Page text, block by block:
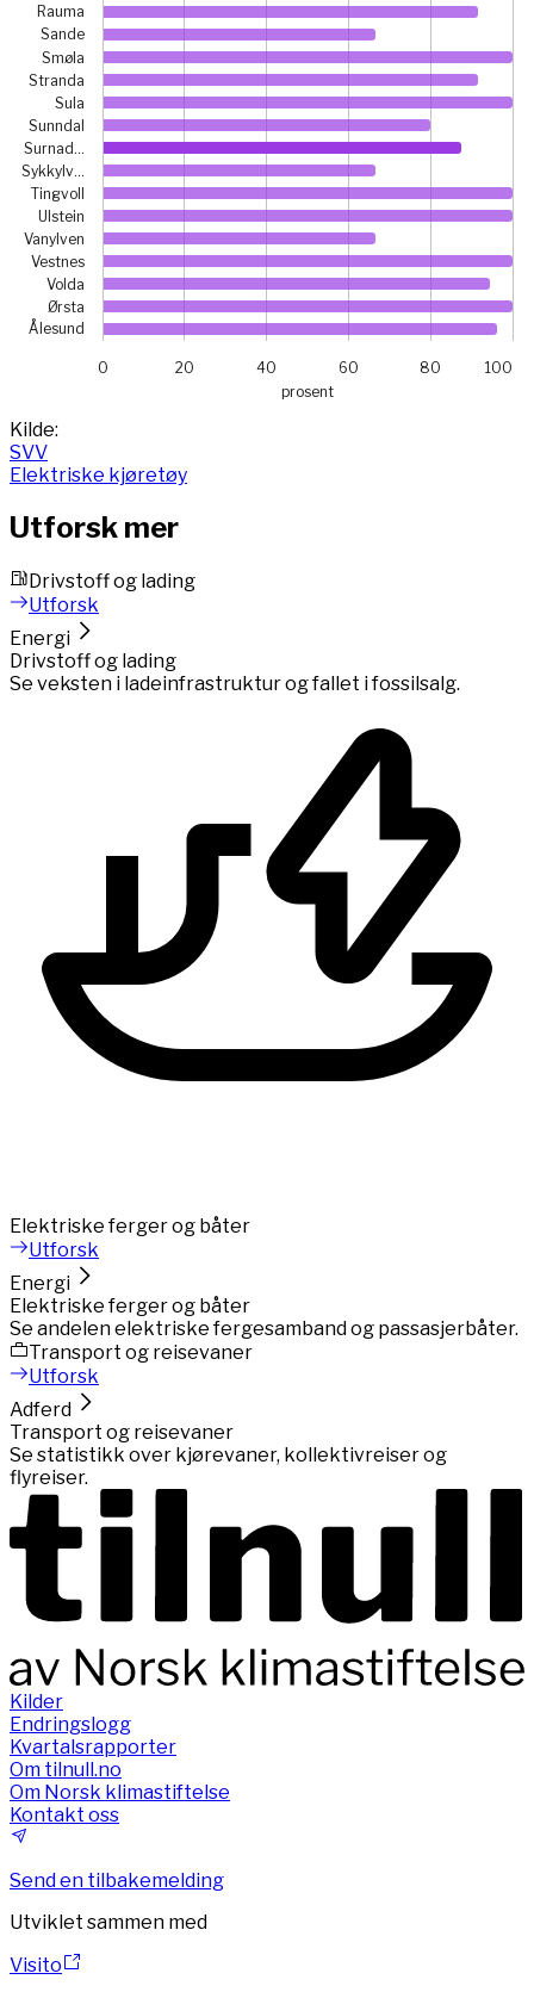
prosent
Rauma
Sande
Smøla
Stranda
Sula
Sunndal
Surnad…
Sykkylv…
Tingvoll
Ulstein
Vanylven
Vestnes
Volda
Ørsta
Ålesund
0 20 40 60 80 100
End of interactive chart.
Kilde:
SVV
Elektriske kjøretøy
Utforsk mer
Drivstoff og lading
Utforsk
Energi
Drivstoff og lading
Se veksten i ladeinfrastruktur og fallet i fossilsalg.
Elektriske ferger og båter
Utforsk
Energi
Elektriske ferger og båter
Se andelen elektriske fergesamband og passasjerbåter.
Transport og reisevaner
Utforsk
Adferd
Transport og reisevaner
Se statistikk over kjørevaner, kollektivreiser og
flyreiser.
Kilder
Endringslogg
Kvartalsrapporter
Om tilnull.no
Om Norsk klimastiftelse
Kontakt oss
Send en tilbakemelding
Utviklet sammen med
Visito